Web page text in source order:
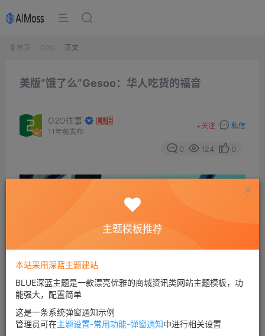
首页 O2O 正文
美版“饿了么”Gesoo：华人吃货的福音
O2O往事
11年前发布
+关注 私信
0 124 0
主题模板推荐
本站采用深蓝主题建站
BLUE深蓝主题是一款漂亮优雅的商城资讯类网站主题模板，功
能强大，配置简单
这是一条系统弹窗通知示例
管理员可在主题设置-常用功能-弹窗通知中进行相关设置